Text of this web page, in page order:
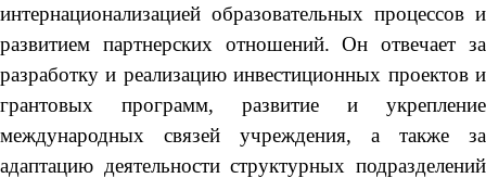
интернационализацией образовательных процессов и
развитием партнерских отношений. Он отвечает за
разработку и реализацию инвестиционных проектов и
грантовых программ, развитие и укрепление
международных связей учреждения, а также за
адаптацию деятельности структурных подразделений